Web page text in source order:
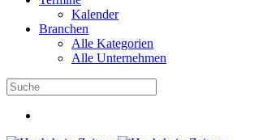
Kalender
Branchen
Alle Kategorien
Alle Unternehmen